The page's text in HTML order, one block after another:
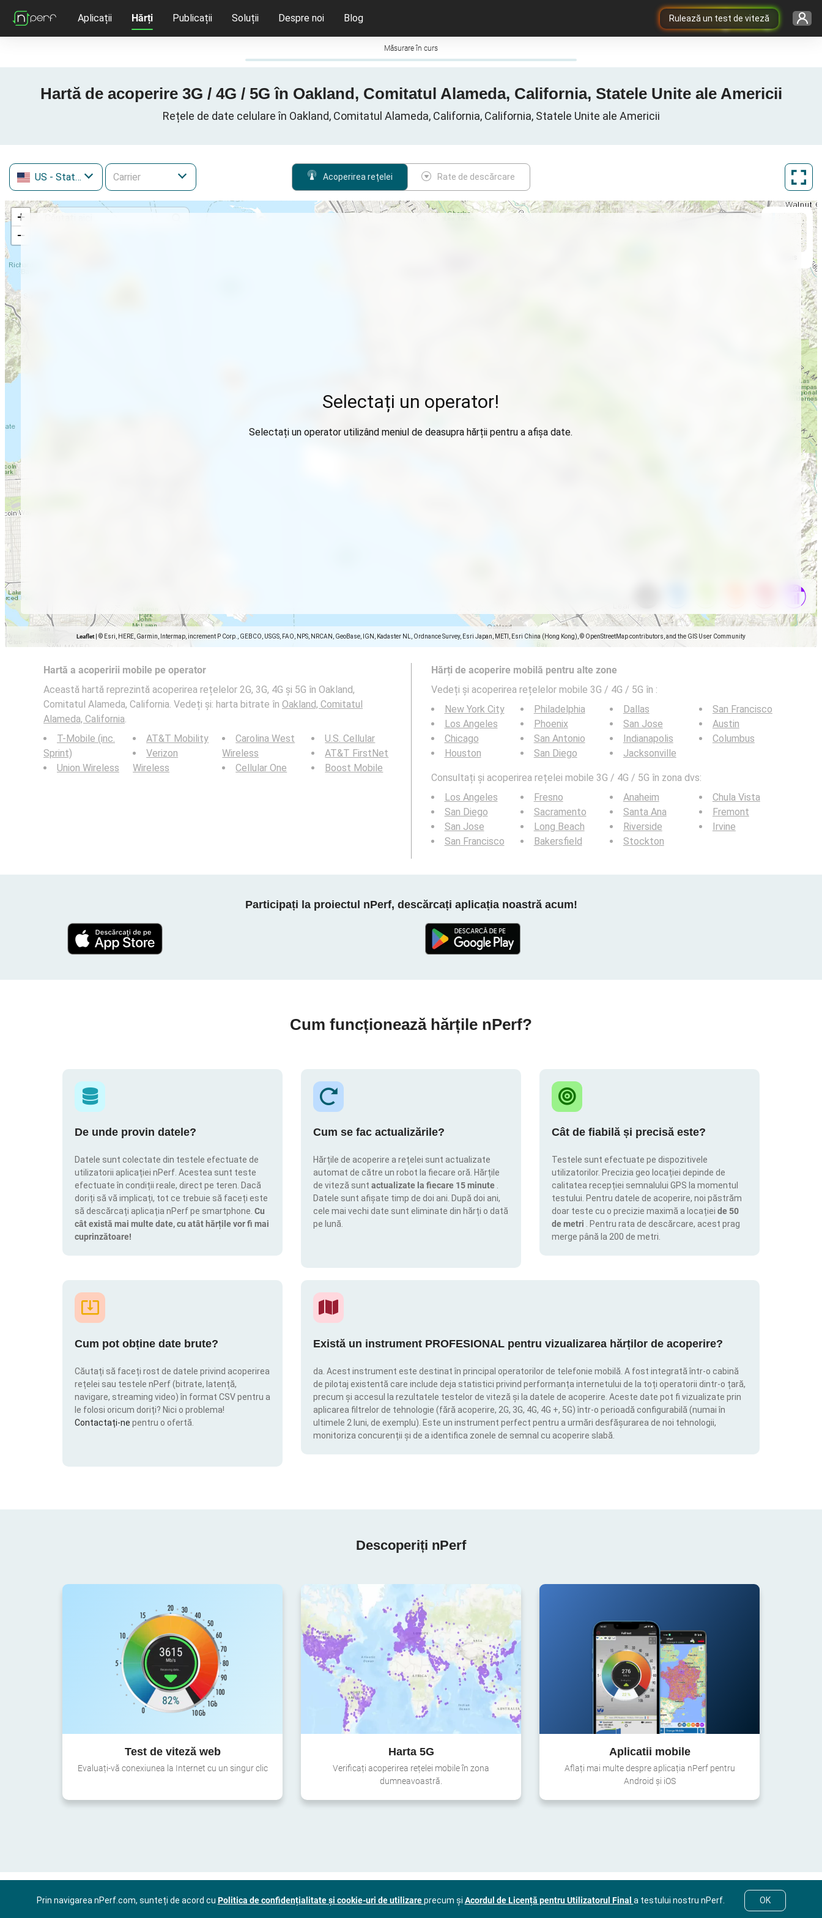
Rulează un test de viteză
Aplicații Hărți Publicații Soluții Despre noi Blog
Măsurare în curs
Hartă de acoperire 3G / 4G / 5G în Oakland, Comitatul Alameda, California, Statele Unite ale Americii
Rețele de date celulare în Oakland, Comitatul Alameda, California, California, Statele Unite ale Americii
US - Statele Unite ale Americii Acoperirea rețelei Rate de descărcare
+
−
Leaflet © Esri, HERE, Garmin, Intermap, increment P Corp., GEBCO, USGS, FAO, NPS, NRCAN, GeoBase, IGN, Kadaster NL, Ordnance Survey, Esri Japan, METI, Esri China (Hong Kong), © OpenStreetMap contributors, and the GIS User Community
Selectați un operator!
Selectați un operator utilizând meniul de deasupra hărții pentru a afișa date.
Hartă a acoperirii mobile pe operator
Această hartă reprezintă acoperirea rețelelor 2G, 3G, 4G și 5G în Oakland,
Comitatul Alameda, California. Vedeți și: harta bitrate în Oakland, Comitatul
Alameda, California.
T-Mobile (inc.
Sprint)
Union Wireless
AT&T Mobility
Verizon
Wireless
Carolina West
Wireless
Cellular One
U.S. Cellular
AT&T FirstNet
Boost Mobile
Hărți de acoperire mobilă pentru alte zone
Vedeți și acoperirea rețelelor mobile 3G / 4G / 5G în :
New York City
Los Angeles
Chicago
Houston
Philadelphia
Phoenix
San Antonio
San Diego
Dallas
San Jose
Indianapolis
Jacksonville
San Francisco
Austin
Columbus
Consultați și acoperirea rețelei mobile 3G / 4G / 5G în zona dvs:
Los Angeles
San Diego
San Jose
San Francisco
Fresno
Sacramento
Long Beach
Bakersfield
Anaheim
Santa Ana
Riverside
Stockton
Chula Vista
Fremont
Irvine
Participați la proiectul nPerf, descărcați aplicația noastră acum!
Cum funcționează hărțile nPerf?
De unde provin datele?
Datele sunt colectate din testele efectuate de
utilizatorii aplicației nPerf. Acestea sunt teste
efectuate în condiții reale, direct pe teren. Dacă
doriți să vă implicați, tot ce trebuie să faceți este
să descărcați aplicația nPerf pe smartphone. Cu
cât există mai multe date, cu atât hărțile vor fi mai
cuprinzătoare!
Cum se fac actualizările?
Hărțile de acoperire a rețelei sunt actualizate
automat de către un robot la fiecare oră. Hărțile
de viteză sunt actualizate la fiecare 15 minute
Datele sunt afișate timp de doi ani. După doi ani,
cele mai vechi date sunt eliminate din hărți o dată
pe lună.
Cât de fiabilă și precisă este?
Testele sunt efectuate pe dispozitivele
utilizatorilor. Precizia geo locației depinde de
calitatea recepției semnalului GPS la momentul
testului. Pentru datele de acoperire, noi păstrăm
doar teste cu o precizie maximă a locației de 50
de metri
. Pentru rata de descărcare, acest prag
merge până la 200 de metri.
Cum pot obține date brute?
Căutați să faceți rost de datele privind acoperirea
rețelei sau testele nPerf (bitrate, latență,
navigare, streaming video) în format CSV pentru a
le folosi oricum doriți? Nici o problema!
Contactați-ne pentru o ofertă.
Există un instrument PROFESIONAL pentru vizualizarea hărților de acoperire?
da. Acest instrument este destinat în principal operatorilor de telefonie mobilă. A fost integrată într-o cabină
de pilotaj existentă care include deja statistici privind performanța internetului de la toți operatorii dintr-o țară,
precum și accesul la rezultatele testelor de viteză și la datele de acoperire. Aceste date pot fi vizualizate prin
aplicarea filtrelor de tehnologie (fără acoperire, 2G, 3G, 4G, 4G +, 5G) într-o perioadă configurabilă (numai în
ultimele 2 luni, de exemplu). Este un instrument perfect pentru a urmări desfășurarea de noi tehnologii,
monitoriza concurenții și de a identifica zonele de semnal cu acoperire slabă.
Descoperiți nPerf
Test de viteză web
Evaluați-vă conexiunea la Internet cu un singur clic
Harta 5G
Verificați acoperirea rețelei mobile în zona
dumneavoastră.
Aplicatii mobile
Aflați mai multe despre aplicația nPerf pentru
Android și iOS
Prin navigarea nPerf.com, sunteți de acord cu Politica de confidențialitate și cookie-uri de utilizareprecum și Acordul de Licență pentru Utilizatorul Final a testului nostru nPerf. OK